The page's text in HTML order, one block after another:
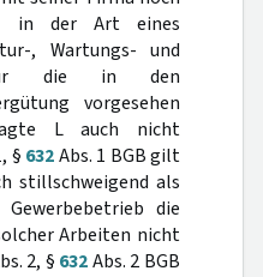
in der Art eines
, Wartungs- und
für die in den
vorgesehen
L auch nicht
§ 632Abs. 1 BGB gilt
stillschweigend als
die
Arbeiten nicht
2, § 632Abs. 2 BGB